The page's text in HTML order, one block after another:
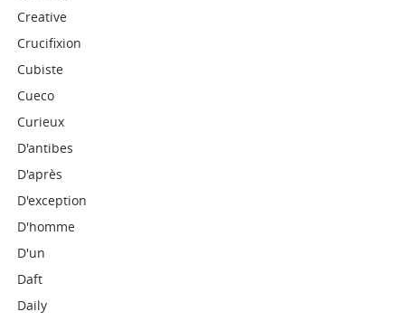
Creative
Crucifixion
Cubiste
Cueco
Curieux
D'antibes
D'après
D'exception
D'homme
D'un
Daft
Daily